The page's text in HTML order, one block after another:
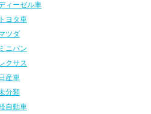
ィーゼル車
ヨタ車
ツダ
ニバン
クサス
産車
分類
自動車